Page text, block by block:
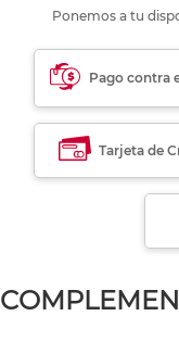
Ponemos a tu
Pago contra
Tarjeta de